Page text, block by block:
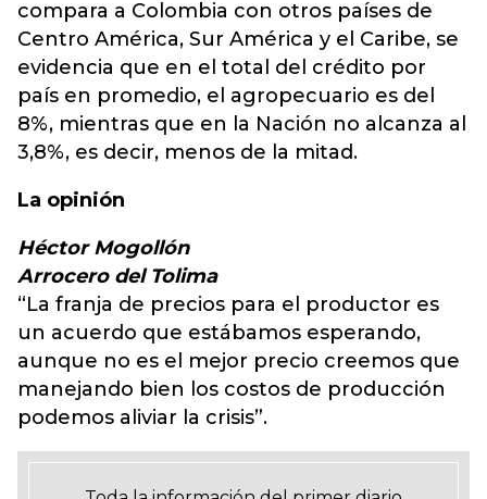
compara a Colombia con otros países de
Centro América, Sur América y el Caribe, se
evidencia que en el total del crédito por
país en promedio, el agropecuario es del
8%, mientras que en la Nación no alcanza al
3,8%, es decir, menos de la mitad.
La opinión
Héctor Mogollón
Arrocero del Tolima
“La franja de precios para el productor es
un acuerdo que estábamos esperando,
aunque no es el mejor precio creemos que
manejando bien los costos de producción
podemos aliviar la crisis”.